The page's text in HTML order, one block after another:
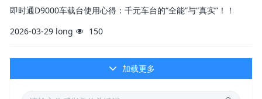
即时通D9000车载台使用心得：千元车台的“全能”与“真实”！！
2026-03-29 long 150
加载更多